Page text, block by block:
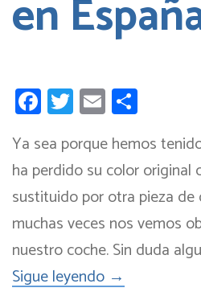
hay
y
en
Facebook
Twitter
Email
Ya sea porque hemos
ha perdido su color original
sustituido por otra pieza de
muchas veces nos vemos
nuestro coche. Sin duda
Sigue leyendo →